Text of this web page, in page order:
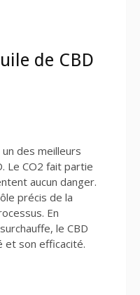
de CBD
des meilleurs
Le CO2 fait partie
aucun danger.
précis de la
En
le CBD
et son efficacité.